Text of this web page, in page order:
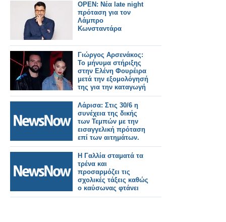
OPEN: Νέα late night
πρόταση για τον
Λάμπρο
Κωνσταντάρα
Γιώργος Αρσενάκος:
Το μήνυμα στήριξης
στην Ελένη Φουρέιρα
μετά την εξομολόγησή
της για την καταγωγή
της
Λάρισα: Στις 30/6 η
συνέχεια της δικής
των Τεμπών με την
εισαγγελική πρόταση
επί των αιτημάτων.
Η Γαλλία σταματά τα
τρένα και
προσαρμόζει τις
σχολικές τάξεις καθώς
ο καύσωνας φτάνει
τους 40°C.